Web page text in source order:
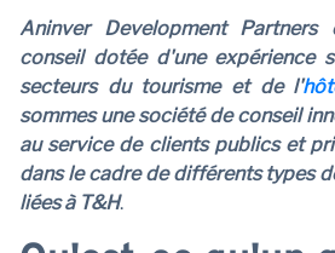
Aninver Development
conseil dotée d'une expérience
secteurs du tourisme et de l'
sommes une société de conseil
au service de clients publics et
dans le cadre de différents types
liées à T&H.